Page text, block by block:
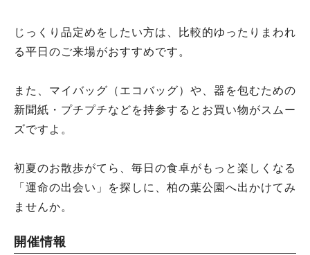
じっくり品定めをしたい方は、比較的ゆったりまわれ
る平日のご来場がおすすめです。
また、マイバッグ（エコバッグ）や、器を包むための
新聞紙・プチプチなどを持参するとお買い物がスムー
ズですよ。
初夏のお散歩がてら、毎日の食卓がもっと楽しくなる
「運命の出会い」を探しに、柏の葉公園へ出かけてみ
ませんか。
開催情報